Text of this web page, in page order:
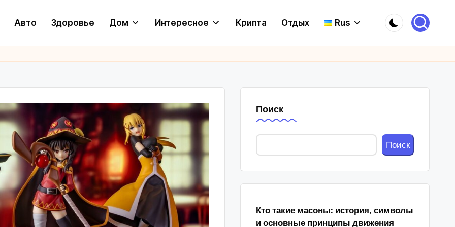
Авто Здоровье Дом Интересное Крипта Отдых Rus
Поиск
Поиск
Кто такие масоны: история, символы
и основные принципы движения